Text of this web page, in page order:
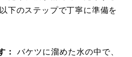
下のステップで丁寧に準備を
：
バケツに溜めた水の中で、